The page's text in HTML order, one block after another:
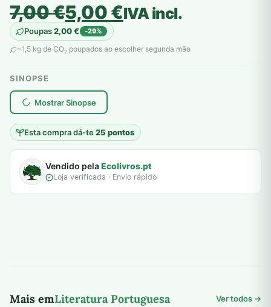
7,00€
O
preço
original
era:
7,00 €.
5,00€
O
preço
atual
é:
5,00 €.
IVA incl.
Poupas2,00€ -29%
~1,5 kg de CO2 poupados ao escolher segunda mão
SINOPSE
Mostrar Sinopse
Esta compra dá-te25 pontos
plantar árvores reais
Vendido pelaEcolivros.pt
Loja verificada · Envio rápido
Mais emLiteratura Portuguesa Ver todos →